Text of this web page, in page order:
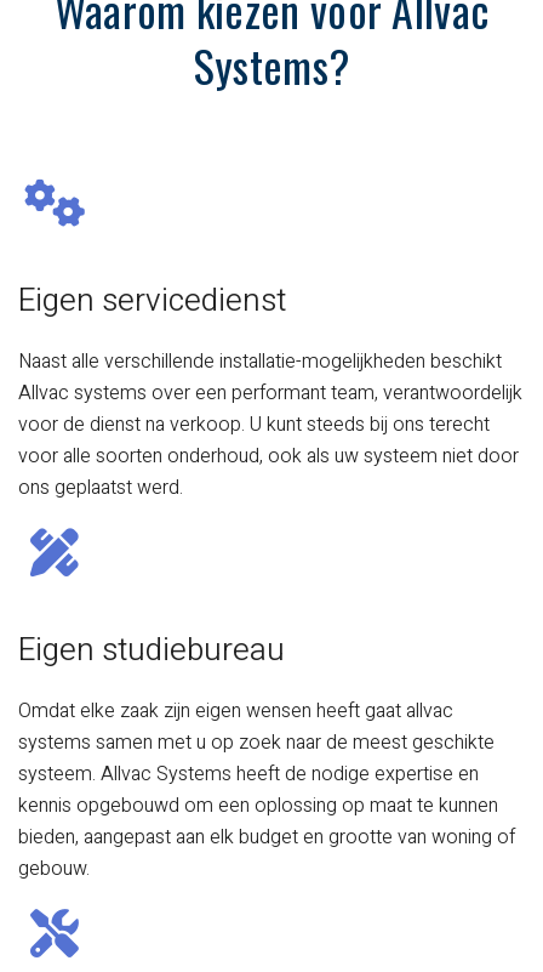
Systems?
Eigen servicedienst
Naast alle verschillende installatie-mogelijkheden beschikt
Allvac systems over een performant team, verantwoordelijk
voor de dienst na verkoop. U kunt steeds bij ons terecht
voor alle soorten onderhoud, ook als uw systeem niet door
ons geplaatst werd.
Eigen studiebureau
Omdat elke zaak zijn eigen wensen heeft gaat allvac
systems samen met u op zoek naar de meest geschikte
systeem. Allvac Systems heeft de nodige expertise en
kennis opgebouwd om een oplossing op maat te kunnen
bieden, aangepast aan elk budget en grootte van woning of
gebouw.